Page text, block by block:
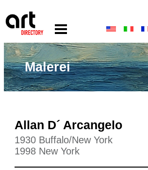
Malerei
Allan D´ Arcangelo
1930 Buffalo/New York
1998 New York